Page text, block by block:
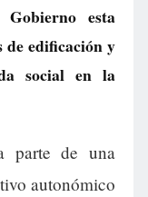
esta
de edificación y
social en la
parte de una
autonómico